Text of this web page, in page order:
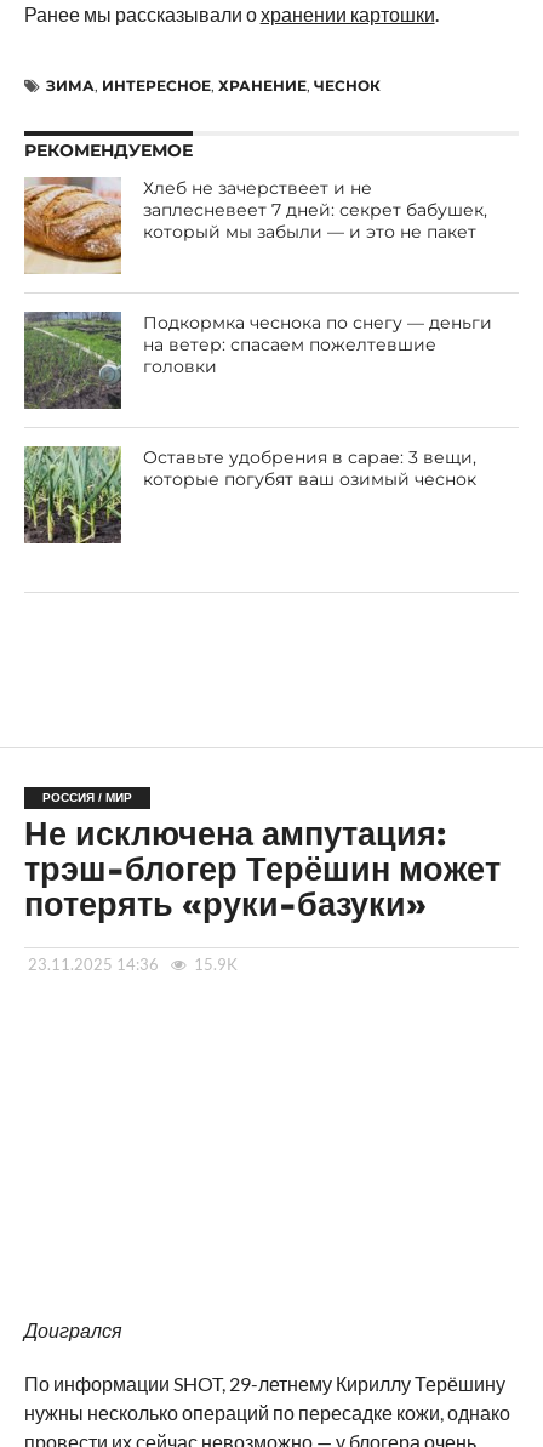
Ранее мы рассказывали охранении картошки.
ЗИМА, ИНТЕРЕСНОЕ, ХРАНЕНИЕ, ЧЕСНОК
РЕКОМЕНДУЕМОЕ
Хлеб не зачерствеет и не
заплесневеет 7 дней: секрет бабушек,
который мы забыли — и это не пакет
Подкормка чеснока по снегу — деньги
на ветер: спасаем пожелтевшие
головки
Оставьте удобрения в сарае: 3 вещи,
которые погубят ваш озимый чеснок
РОССИЯ / МИР
Не исключена ампутация:
трэш-блогер Терёшин может
потерять «руки-базуки»
23.11.2025 14:36 15.9K
Доигрался
По информации SHOT, 29-летнему Кириллу Терёшину
нужны несколько операций по пересадке кожи, однако
провести их сейчас невозможно — у блогера очень